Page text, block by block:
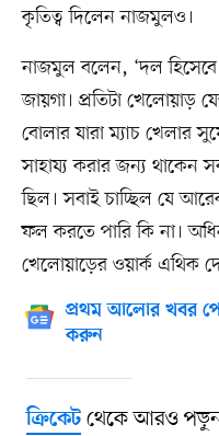
কৃতিত্ব দিলেন নাজমুলও।
নাজমুল বলেন, ‘দল
জায়গা। প্রতিটা খেলোয়াড়
বোলার যারা ম্যাচ খেলার
সাহায্য করার জন্য থাকেন
ছিল। সবাই চাচ্ছিল যে
ফল করতে পারি কি না।
খেলোয়াড়ের ওয়ার্ক এথিক
প্রথম আলোর খবর
করুন
ক্রিকেটথেকে আরও